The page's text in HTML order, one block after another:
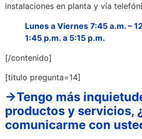
instalaciones en planta y vía
Lunes a Viernes 7:45 a.m. –
1:45 p.m. a 5:15 p.m.
[/contenido]
[titulo pregunta=14]
→Tengo más
productos y servicios,
comunicarme con